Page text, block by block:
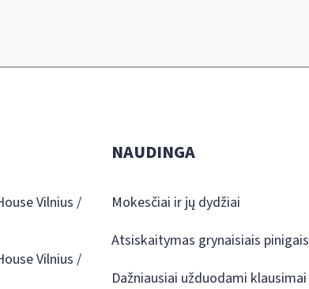
Vilnius /
Vilnius /
NAUDINGA
Mokesčiai ir jų dydžiai
Atsiskaitymas grynaisiais pinigais
Dažniausiai užduodami klausimai